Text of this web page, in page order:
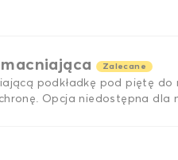
Zalecane
podkładkę pod piętę do
Opcja niedostępna dla